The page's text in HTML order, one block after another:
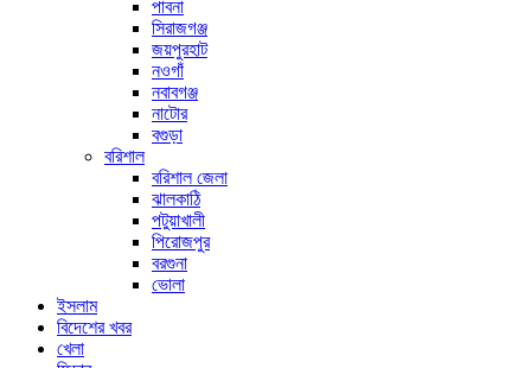
পাবনা
সিরাজগঞ্জ
জয়পুরহাট
নওগাঁ
নবাবগঞ্জ
নাটোর
বগুড়া
বরিশাল
বরিশাল জেলা
ঝালকাঠি
পটুয়াখালী
পিরোজপুর
বরগুনা
ভোলা
ইসলাম
বিদেশের খবর
খেলা